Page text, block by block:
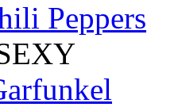
Peppers